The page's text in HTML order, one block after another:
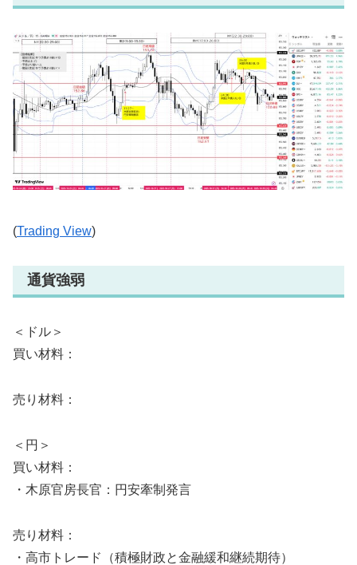
(Trading View)
通貨強弱
＜ドル＞
買い材料：
売り材料：
＜円＞
買い材料：
・木原官房長官：円安牽制発言
売り材料：
・高市トレード（積極財政と金融緩和継続期待）